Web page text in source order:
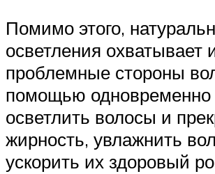
Помимо этого,
осветления охватывает
проблемные стороны
помощью
осветлить волосы и
жирность, увлажнить
ускорить их здоровый